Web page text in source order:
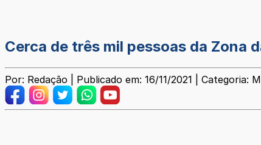
Cerca de três mil pessoas da Zona
Por: Redação | Publicado em: 16/11/2021 | Categoria: